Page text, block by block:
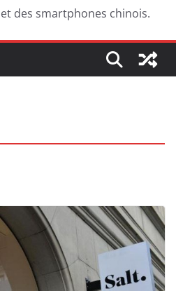
des smartphones chinois.